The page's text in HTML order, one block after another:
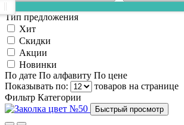
Тип предложения
Хит
Скидки
Акции
Новинки
По дате По алфавиту По цене
Показывать по:
товаров на странице
Фильтр Категории
Быстрый просмотр